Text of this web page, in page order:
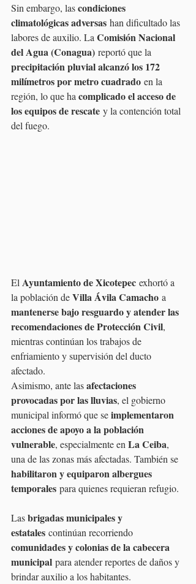
Sin embargo, las condiciones
climatológicas adversas han dificultado las
labores de auxilio. La Comisión Nacional
del Agua (Conagua) reportó que la
precipitación pluvial alcanzó los 172
milímetros por metro cuadrado en la
región, lo que ha complicado el acceso de
los equipos de rescate y la contención total
del fuego.
El Ayuntamiento de Xicotepec exhortó a
la población de Villa Ávila Camacho a
mantenerse bajo resguardo y atender las
recomendaciones de Protección Civil,
mientras continúan los trabajos de
enfriamiento y supervisión del ducto
afectado.
Asimismo, ante las afectaciones
provocadas por las lluvias, el gobierno
municipal informó que se implementaron
acciones de apoyo a la población
vulnerable, especialmente en La Ceiba,
una de las zonas más afectadas. También se
habilitaron y equiparon albergues
temporales para quienes requieran refugio.
Las brigadas municipales y
estatales continúan recorriendo
comunidades y colonias de la cabecera
municipal para atender reportes de daños y
brindar auxilio a los habitantes.